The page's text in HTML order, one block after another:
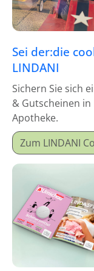
Sei der:die
LINDANI
Sichern Sie sich
& Gutscheinen
Apotheke.
Zum LINDANI